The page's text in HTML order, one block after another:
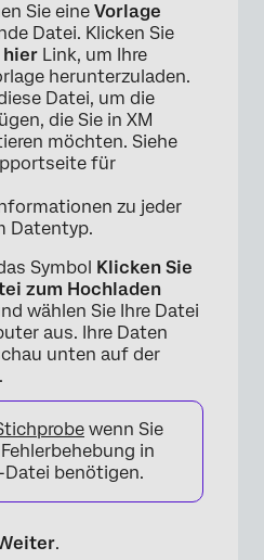
Sie eine Vorlage
Datei. Klicken Sie
hier Link, um Ihre
herunterzuladen.
Datei, um die
die Sie in XM
möchten. Siehe
für
zu jeder
Datentyp.
Symbol
Klicken Sie
zum Hochladen
wählen Sie Ihre Datei
aus. Ihre Daten
unten auf der
wenn Sie
in
Datei benötigen.
.